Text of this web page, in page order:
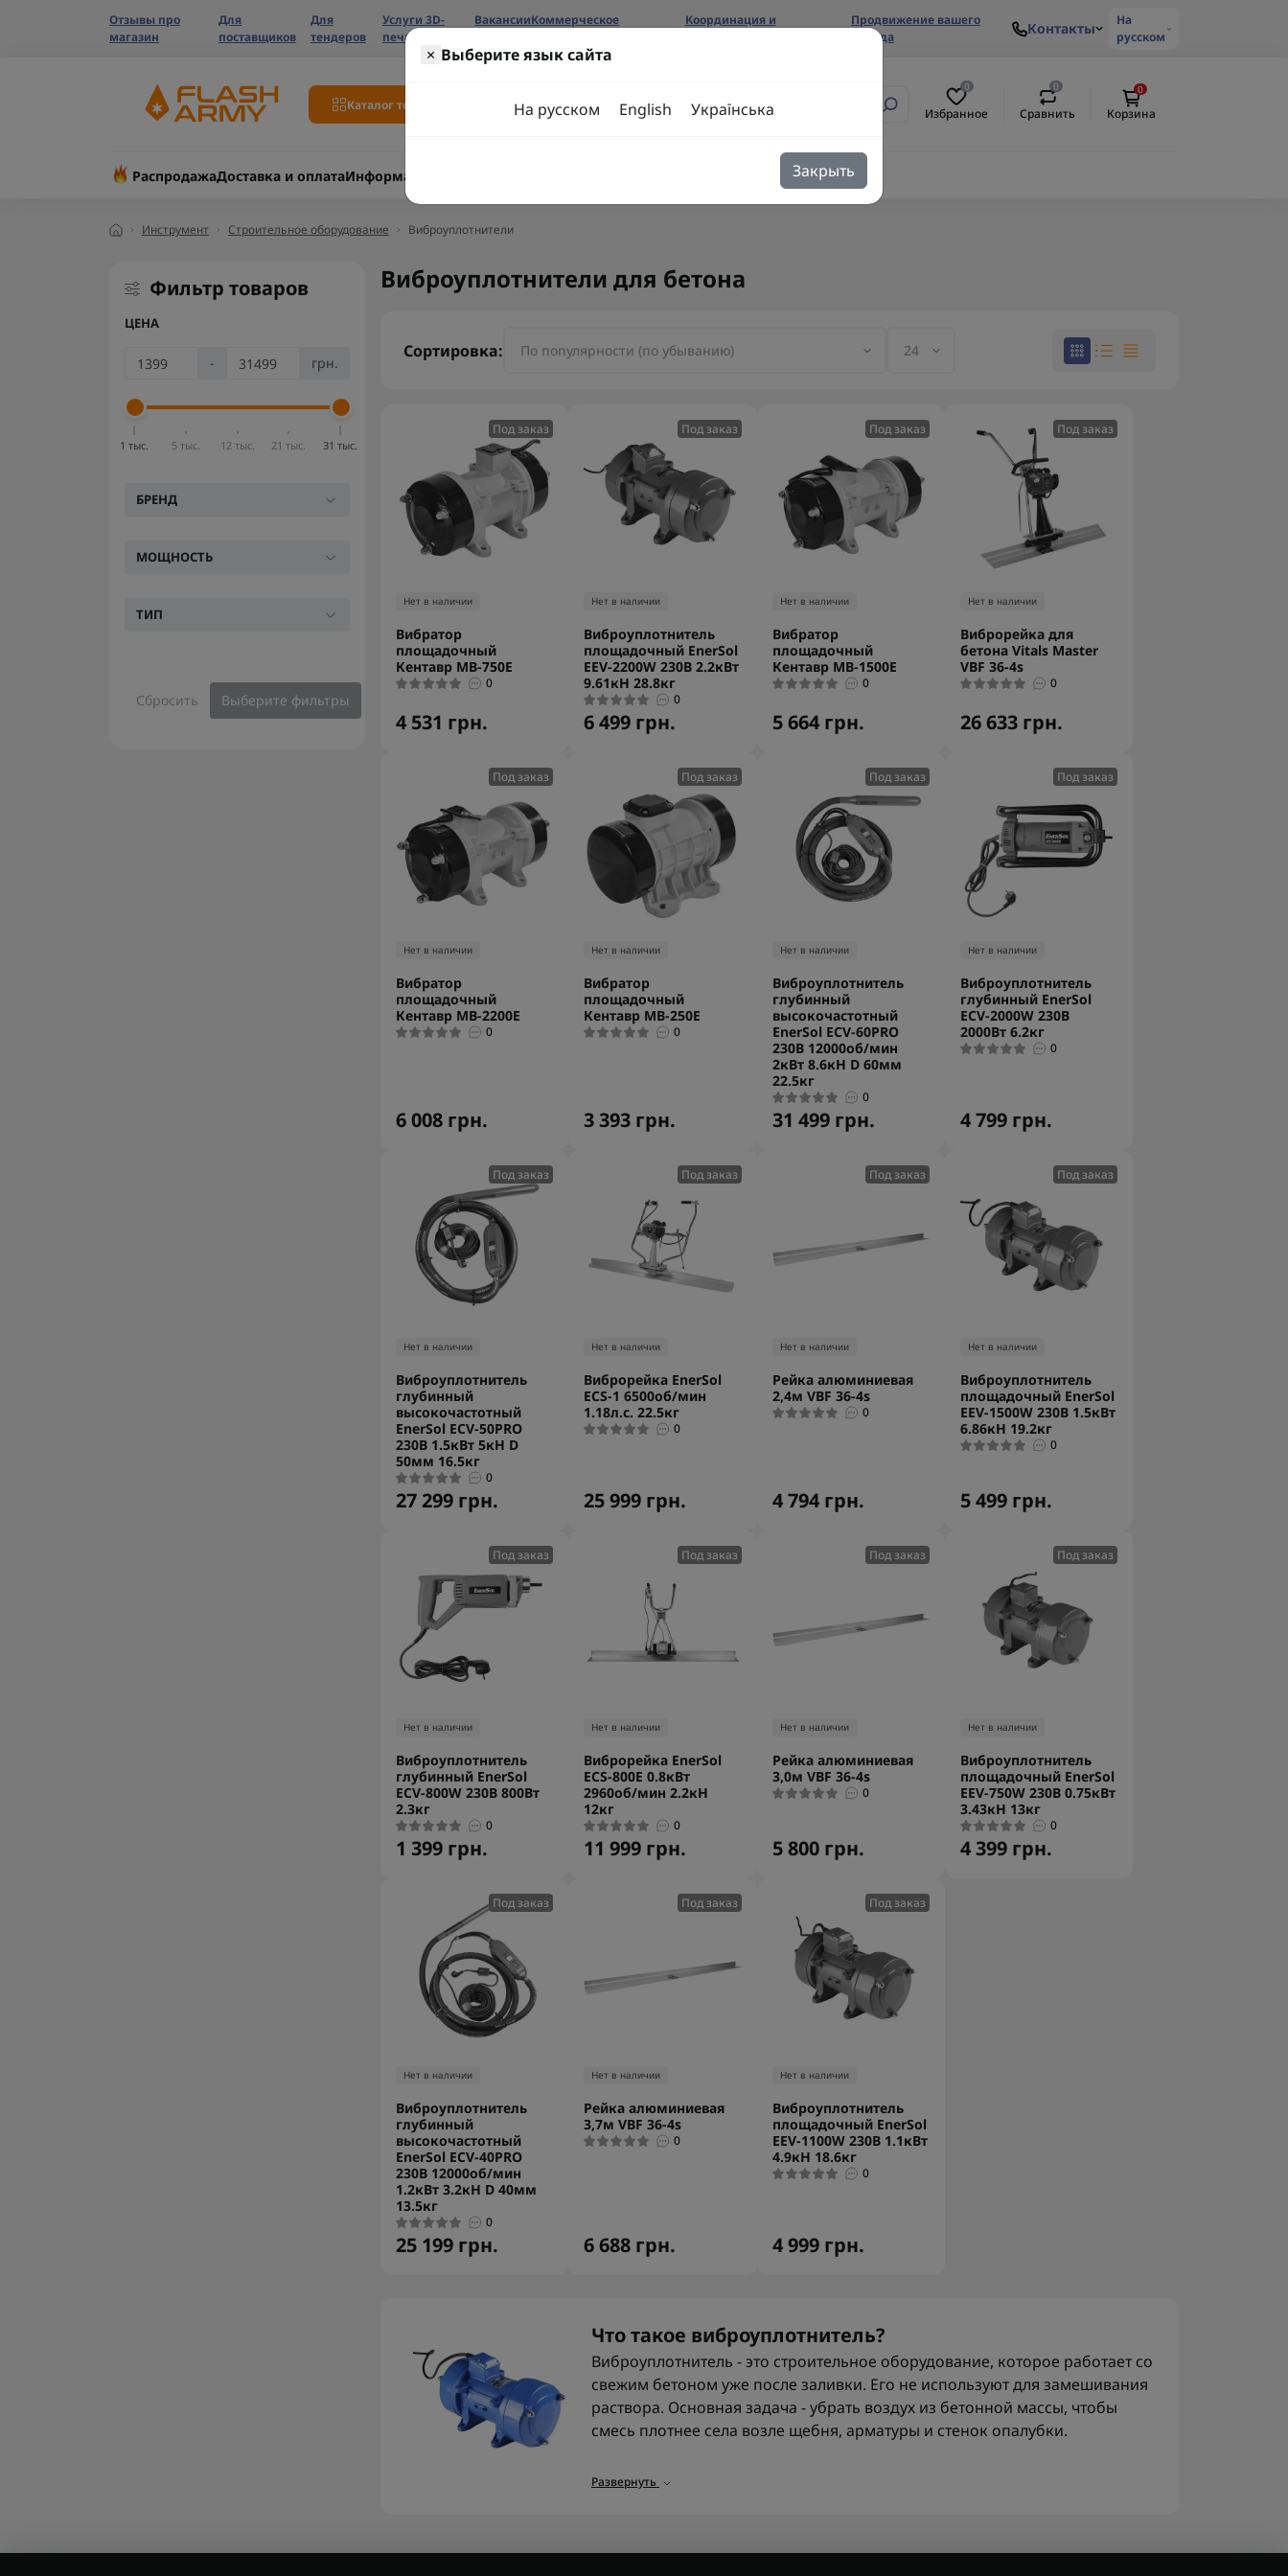
Отзывы про
магазин
Для
поставщиков
Для
тендеров
Услуги 3D-
печати
ВакансииКоммерческое
Координация и
Продвижение вашего
бренда
Контакты
На
русском
Каталог товаров
0
Избранное
0
Сравнить
0
Корзина
РаспродажаДоставка и оплатаИнформация
Инструмент Строительное оборудование Виброуплотнители
× Выберите язык сайта
На русском English Українська
Закрыть
Фильтр товаров
ЦЕНА
- грн.
1 тыс. 5 тыс. 12 тыс. 21 тыс. 31 тыс.
БРЕНД
МОЩНОСТЬ
ТИП
Сбросить Выберите фильтры
Виброуплотнители для бетона
Сортировка:
Под заказ
Нет в наличии
Вибратор
площадочный
Кентавр МВ-750Е
0
4 531 грн.
Под заказ
Нет в наличии
Виброуплотнитель
площадочный EnerSol
EEV-2200W 230В 2.2кВт
9.61кН 28.8кг
0
6 499 грн.
Под заказ
Нет в наличии
Вибратор
площадочный
Кентавр МВ-1500Е
0
5 664 грн.
Под заказ
Нет в наличии
Виброрейка для
бетона Vitals Master
VBF 36-4s
0
26 633 грн.
Под заказ
Нет в наличии
Вибратор
площадочный
Кентавр МВ-2200Е
0
6 008 грн.
Под заказ
Нет в наличии
Вибратор
площадочный
Кентавр МВ-250Е
0
3 393 грн.
Под заказ
Нет в наличии
Виброуплотнитель
глубинный
высокочастотный
EnerSol ECV-60PRO
230В 12000об/мин
2кВт 8.6кН D 60мм
22.5кг
0
31 499 грн.
Под заказ
Нет в наличии
Виброуплотнитель
глубинный EnerSol
ECV-2000W 230В
2000Вт 6.2кг
0
4 799 грн.
Под заказ
Нет в наличии
Виброуплотнитель
глубинный
высокочастотный
EnerSol ECV-50PRO
230В 1.5кВт 5кН D
50мм 16.5кг
0
27 299 грн.
Под заказ
Нет в наличии
Виброрейка EnerSol
ECS-1 6500об/мин
1.18л.с. 22.5кг
0
25 999 грн.
Под заказ
Нет в наличии
Рейка алюминиевая
2,4м VBF 36-4s
0
4 794 грн.
Под заказ
Нет в наличии
Виброуплотнитель
площадочный EnerSol
EEV-1500W 230В 1.5кВт
6.86кН 19.2кг
0
5 499 грн.
Под заказ
Нет в наличии
Виброуплотнитель
глубинный EnerSol
ECV-800W 230В 800Вт
2.3кг
0
1 399 грн.
Под заказ
Нет в наличии
Виброрейка EnerSol
ECS-800E 0.8кВт
2960об/мин 2.2кН
12кг
0
11 999 грн.
Под заказ
Нет в наличии
Рейка алюминиевая
3,0м VBF 36-4s
0
5 800 грн.
Под заказ
Нет в наличии
Виброуплотнитель
площадочный EnerSol
EEV-750W 230В 0.75кВт
3.43кН 13кг
0
4 399 грн.
Под заказ
Нет в наличии
Виброуплотнитель
глубинный
высокочастотный
EnerSol ECV-40PRO
230В 12000об/мин
1.2кВт 3.2кН D 40мм
13.5кг
0
25 199 грн.
Под заказ
Нет в наличии
Рейка алюминиевая
3,7м VBF 36-4s
0
6 688 грн.
Под заказ
Нет в наличии
Виброуплотнитель
площадочный EnerSol
EEV-1100W 230В 1.1кВт
4.9кН 18.6кг
0
4 999 грн.
Что такое виброуплотнитель?
Виброуплотнитель - это строительное оборудование, которое работает со
свежим бетоном уже после заливки. Его не используют для замешивания
раствора. Основная задача - убрать воздух из бетонной массы, чтобы
смесь плотнее села возле щебня, арматуры и стенок опалубки.
лестницы, колонн, стяжки или небольшого монолитного участка. Если
Развернуть